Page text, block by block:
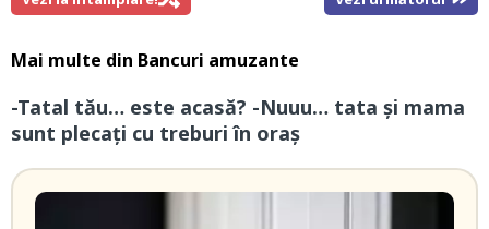
Mai multe din Bancuri amuzante
-Tatal tău… este acasă? -Nuuu… tata și mama
sunt plecați cu treburi în oraș